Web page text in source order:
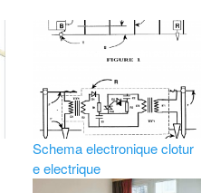
Schema electronique clotur
e electrique